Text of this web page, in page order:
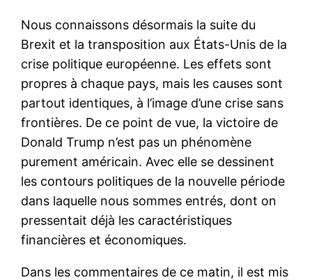
Nous connaissons désormais la suite du
Brexit et la transposition aux États-Unis de la
crise politique européenne. Les effets sont
propres à chaque pays, mais les causes sont
partout identiques, à l’image d’une crise sans
frontières. De ce point de vue, la victoire de
Donald Trump n’est pas un phénomène
purement américain. Avec elle se dessinent
les contours politiques de la nouvelle période
dans laquelle nous sommes entrés, dont on
pressentait déjà les caractéristiques
financières et économiques.
Dans les commentaires de ce matin, il est mis